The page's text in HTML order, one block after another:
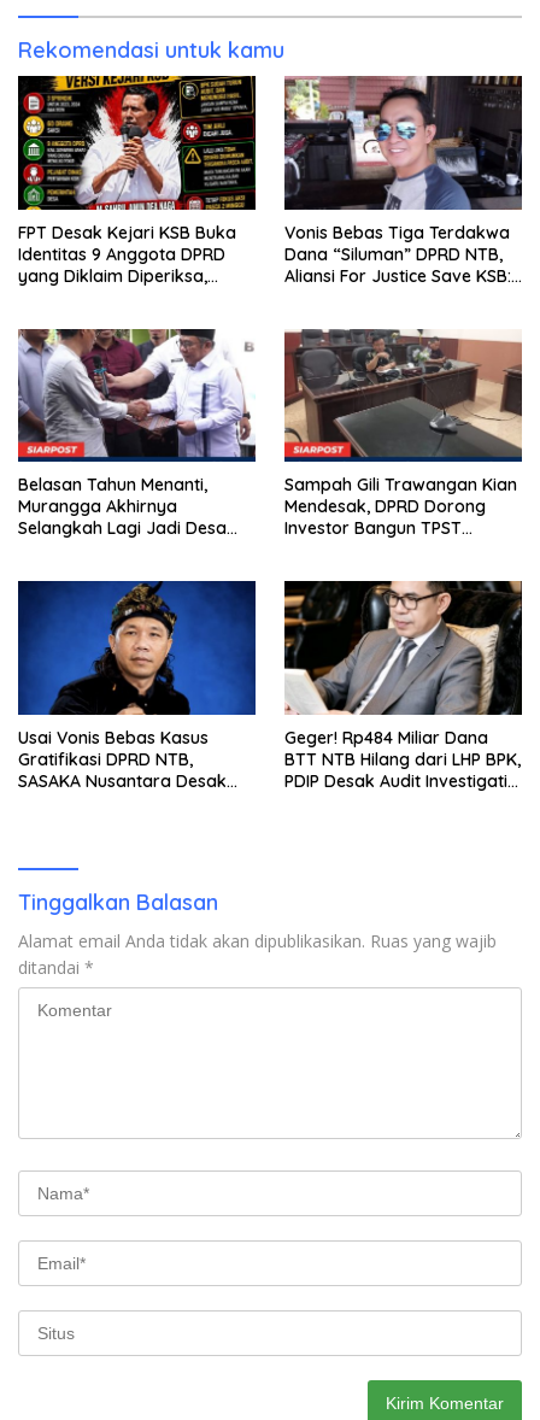
Rekomendasi untuk kamu
FPT Desak Kejari KSB Buka
Identitas 9 Anggota DPRD
yang Diklaim Diperiksa,
Vonis Bebas Tiga Terdakwa
Dana “Siluman” DPRD NTB,
Aliansi For Justice Save KSB:
Belasan Tahun Menanti,
Murangga Akhirnya
Selangkah Lagi Jadi Desa
Sampah Gili Trawangan Kian
Mendesak, DPRD Dorong
Investor Bangun TPST
Usai Vonis Bebas Kasus
Gratifikasi DPRD NTB,
SASAKA Nusantara Desak
Geger! Rp484 Miliar Dana
BTT NTB Hilang dari LHP BPK,
PDIP Desak Audit Investigatif
Tinggalkan Balasan
Alamat email Anda tidak akan dipublikasikan. Ruas yang wajib
ditandai *